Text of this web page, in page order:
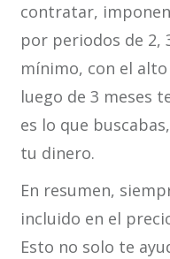
contratar,
por periodos de 2,
mínimo, con el
luego de 3 meses
es lo que
tu dinero.
En resumen,
incluido en el
Esto no solo te